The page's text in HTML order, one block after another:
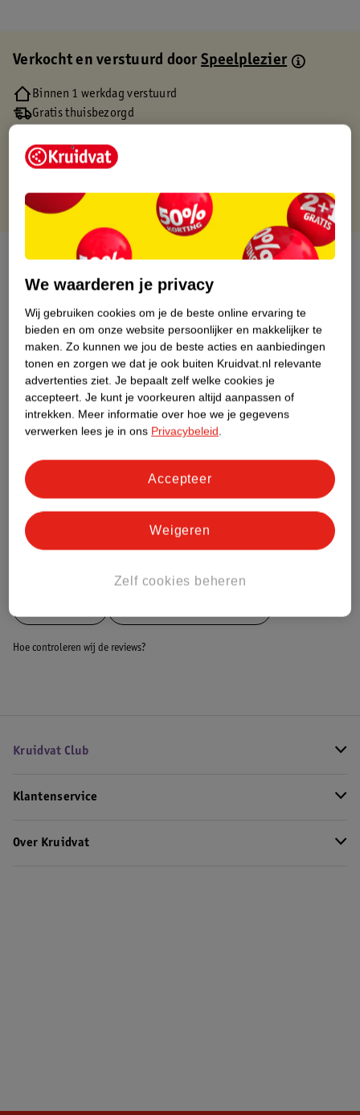
Verkocht en verstuurd doorSpeelplezier
Binnen 1 werkdag verstuurd
Gratis thuisbezorgd
Gratis punten met je Kruidvat kaart
Over dit product
Productinformatie
Etiketinformatie
Nature Impact Score
Dit product heeft (nog) geen Nature
Impact Score.
Bestel & Bezorginformatie
Hoe controleren wij de reviews?
Kruidvat Club
Klantenservice
Over Kruidvat
We waarderen je privacy
Wij gebruiken cookies om je de beste online ervaring te
bieden en om onze website persoonlijker en makkelijker te
maken. Zo kunnen we jou de beste acties en aanbiedingen
tonen en zorgen we dat je ook buiten Kruidvat.nl relevante
advertenties ziet. Je bepaalt zelf welke cookies je
accepteert. Je kunt je voorkeuren altijd aanpassen of
intrekken. Meer informatie over hoe we je gegevens
verwerken lees je in ons Privacybeleid.
Zelf cookies beheren
Weigeren
Accepteer